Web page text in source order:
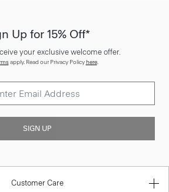
Up for 15% Off*
your exclusive welcome offer.
apply. Read our Privacy Policyhere.
SIGN UP
Customer Care